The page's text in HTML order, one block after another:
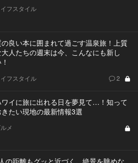
フスタイル
良い本に囲まれて過ごす温泉旅！上質
大人たちの週末は今、こんなにも新し
フスタイル 2
イに旅に出れる日を夢見て…！知って
きたい現地の最新情報3選
メ
の距離もグッと近づく。絶景を眺めな